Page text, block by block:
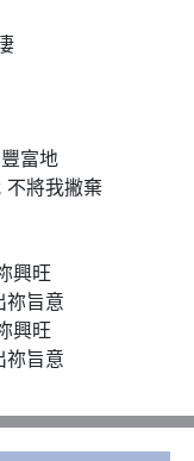
富地
不將我撇棄
興旺
祢旨意
興旺
祢旨意